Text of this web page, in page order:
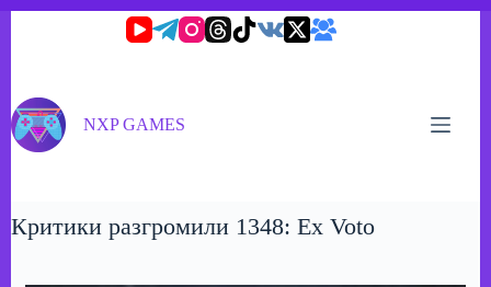
NXP GAMES
Критики разгромили 1348: Ex Voto